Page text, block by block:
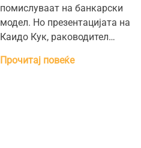
помислуваат на банкарски
модел. Но презентацијата на
Каидо Кук, раководител…
Прочитај повеќе